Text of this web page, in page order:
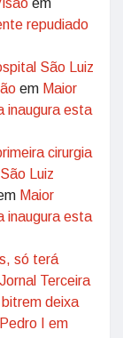
em
repudiado
São Luiz
em Maior
inaugura esta
cirurgia
Luiz
Maior
inaugura esta
só terá
Terceira
deixa
I em